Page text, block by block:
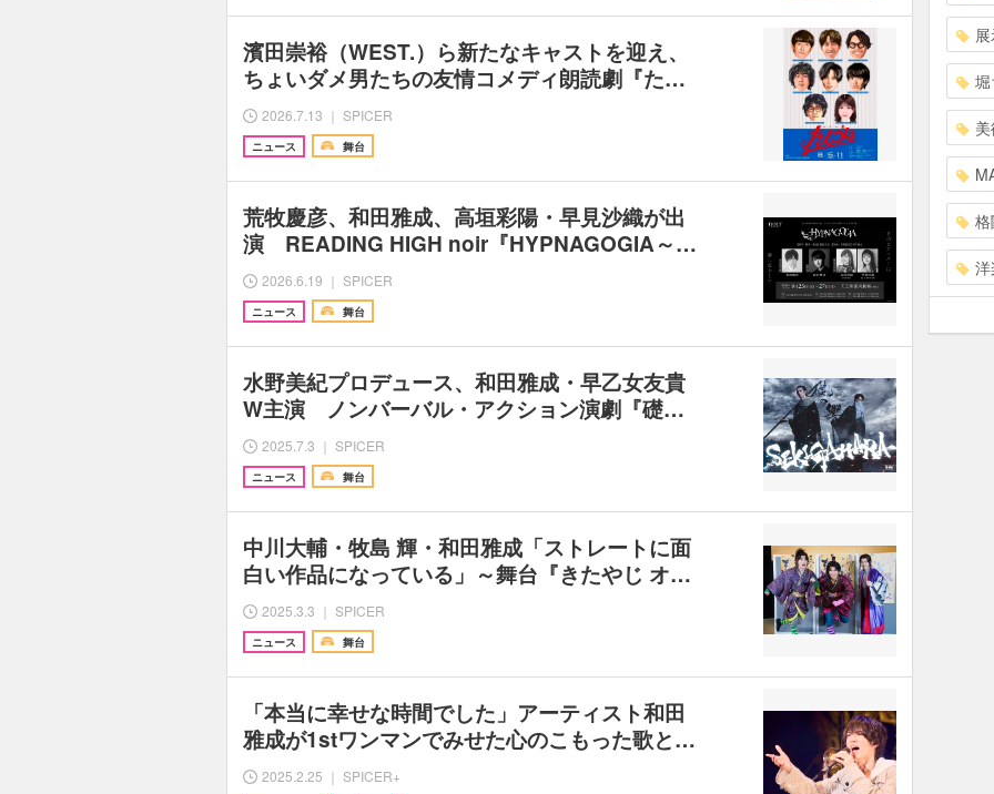
濱田崇裕（WEST.）ら新たなキャストを迎え、
ちょいダメ男たちの友情コメディ朗読劇『た…
2026.7.13 ｜ SPICER
ニュース 舞台
荒牧慶彦、和田雅成、高垣彩陽・早見沙織が出
演 READING HIGH noir『HYPNAGOGIA～…
2026.6.19 ｜ SPICER
ニュース 舞台
水野美紀プロデュース、和田雅成・早乙女友貴
W主演 ノンバーバル・アクション演劇『礎…
2025.7.3 ｜ SPICER
ニュース 舞台
中川大輔・牧島 輝・和田雅成「ストレートに面
白い作品になっている」～舞台『きたやじ オ…
2025.3.3 ｜ SPICER
ニュース 舞台
「本当に幸せな時間でした」アーティスト和田
雅成が1stワンマンでみせた心のこもった歌と…
2025.2.25 ｜ SPICER+